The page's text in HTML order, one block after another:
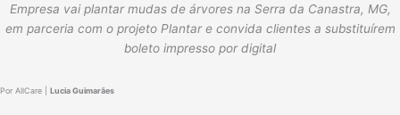
Empresa vai plantar mudas de árvores na Serra da Canastra, MG,
em parceria com o projeto Plantar e convida clientes a substituírem
boleto impresso por digital
Por AllCare | Lucia Guimarães